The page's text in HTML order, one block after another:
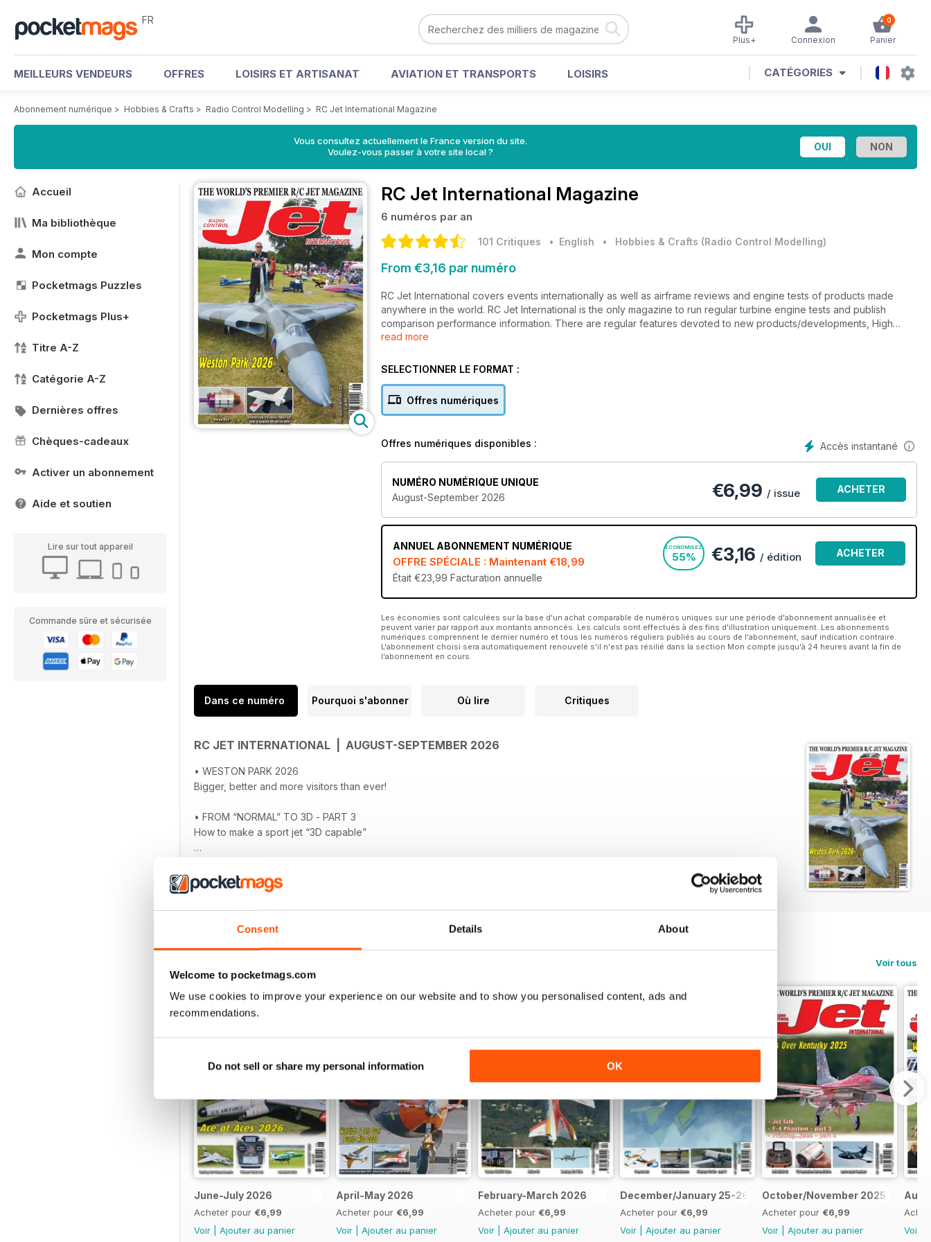
Consent Details About
Welcome to pocketmags.com
We use cookies to improve your experience on our website and to show you personalised content, ads and
recommendations.
Do not sell or share my personal information OK
FR 0
Panier
Connexion
Plus+
MEILLEURS VENDEURS OFFRES LOISIRS ET ARTISANAT AVIATION ET TRANSPORTS LOISIRS CATÉGORIES
Abonnement numérique > Hobbies & Crafts > Radio Control Modelling > RC Jet International Magazine
Vous consultez actuellement le France version du site.
Voulez-vous passer à votre site local ?
Accueil
Ma bibliothèque
Mon compte
Pocketmags Puzzles
Pocketmags Plus+
Titre A-Z
Catégorie A-Z
Dernières offres
Chèques-cadeaux
Activer un abonnement
Aide et soutien
Lire sur tout appareil
Commande sûre et sécurisée
RC Jet International Magazine
6 numéros par an
101 Critiques • English • Hobbies & Crafts (Radio Control Modelling)
From €3,16 par numéro
RC Jet International covers events internationally as well as airframe reviews and engine tests of products made
anywhere in the world. RC Jet International is the only magazine to run regular turbine engine tests and publish
comparison performance information. There are regular features devoted to new products/developments, High
Power Electric Ducted Fan, and tips. Each issue we try to maintain a balance between reviews of kits, scratch built
read more
SELECTIONNER LE FORMAT :
Offres numériques
Accès instantané
Offres numériques disponibles :
NUMÉRO NUMÉRIQUE UNIQUE
August-September 2026
€6,99 / issue ACHETER
ANNUEL ABONNEMENT NUMÉRIQUE
OFFRE SPÉCIALE : Maintenant €18,99
Était €23,99 Facturation annuelle
ÉCONOMISEZ
55% €3,16 / édition ACHETER
Les économies sont calculées sur la base d'un achat comparable de numéros uniques sur une période d'abonnement annualisée et
peuvent varier par rapport aux montants annoncés. Les calculs sont effectués à des fins d'illustration uniquement. Les abonnements
numériques comprennent le dernier numéro et tous les numéros réguliers publiés au cours de l'abonnement, sauf indication contraire.
L'abonnement choisi sera automatiquement renouvelé s'il n'est pas résilié dans la section Mon compte jusqu'à 24 heures avant la fin de
l'abonnement en cours.
Dans ce numéro Pourquoi s'abonner Où lire Critiques
RC JET INTERNATIONAL | AUGUST-SEPTEMBER 2026
• WESTON PARK 2026
Bigger, better and more visitors than ever!
• FROM “NORMAL” TO 3D - PART 3
How to make a sport jet “3D capable”
Tiny yet powerful masterpiece from Xicoy!
• COMPOSITE MOULDING TECHNIQUES - PART 1
An introduction to composite lay-up techniques
• AUSTRIAN JET ROOKIE MEETING 2026
Creating new jet pilots
• FUTABA R3306GY
The new combined receiver/gyro from Futaba is tested
A design choice
Products,news and announcements from the R/C world!
• TURBINE PERFORMANCE COMPARISONS
Up to date engine data
Voir tous
June-July 2026
Acheter pour €6,99
Voir
Ajouter au panier
April-May 2026
Acheter pour €6,99
Voir
Ajouter au panier
February-March 2026
Acheter pour €6,99
Voir
Ajouter au panier
December/January 25-26
Acheter pour €6,99
Voir
Ajouter au panier
October/November 2025
Acheter pour €6,99
Voir
Ajouter au panier
Voir